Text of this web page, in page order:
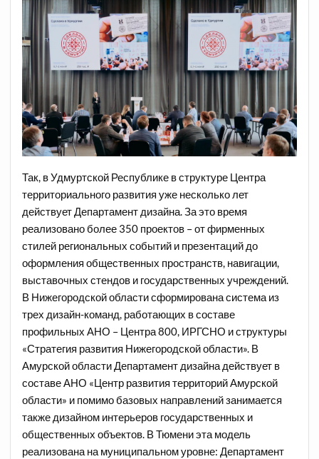
Так, в Удмуртской Республике в структуре Центра
территориального развития уже несколько лет
действует Департамент дизайна. За это время
реализовано более 350 проектов – от фирменных
стилей региональных событий и презентаций до
оформления общественных пространств, навигации,
выставочных стендов и государственных учреждений.
В Нижегородской области сформирована система из
трех дизайн-команд, работающих в составе
профильных АНО – Центра 800, ИРГСНО и структуры
«Стратегия развития Нижегородской области». В
Амурской области Департамент дизайна действует в
составе АНО «Центр развития территорий Амурской
области» и помимо базовых направлений занимается
также дизайном интерьеров государственных и
общественных объектов. В Тюмени эта модель
реализована на муниципальном уровне: Департамент